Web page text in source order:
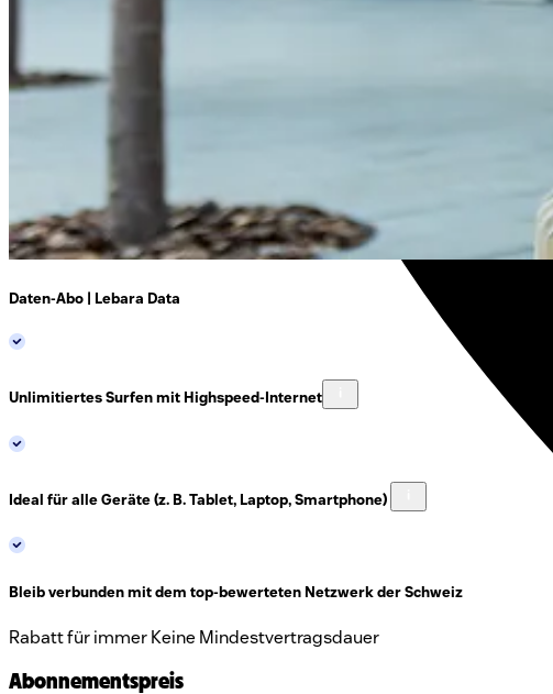
Daten-Abo | Lebara Data
Unlimitiertes Surfenmit Highspeed-Internet
Ideal für alle Geräte (z. B. Tablet, Laptop, Smartphone)
Bleib verbunden mit dem top-bewerteten Netzwerk der Schweiz
Rabatt für immerKeine Mindestvertragsdauer
Abonnementspreis